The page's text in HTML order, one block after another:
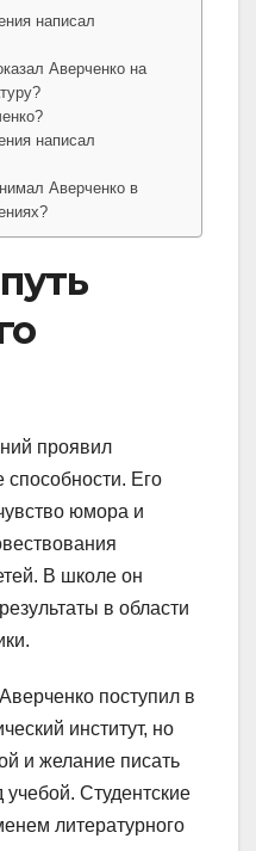
написал
Аверченко на
написал
Аверченко в
проявил
Его
юмора и
В школе он
в области
поступил в
институт, но
и желание писать
Студентские
литературного